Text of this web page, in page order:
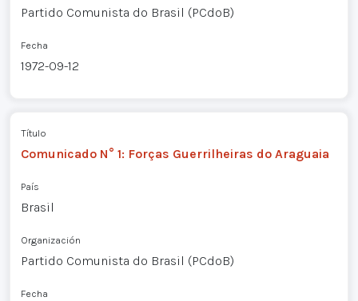
Partido Comunista do Brasil (PCdoB)
Fecha
1972-09-12
Título
Comunicado N° 1: Forças Guerrilheiras do Araguaia
País
Brasil
Organización
Partido Comunista do Brasil (PCdoB)
Fecha